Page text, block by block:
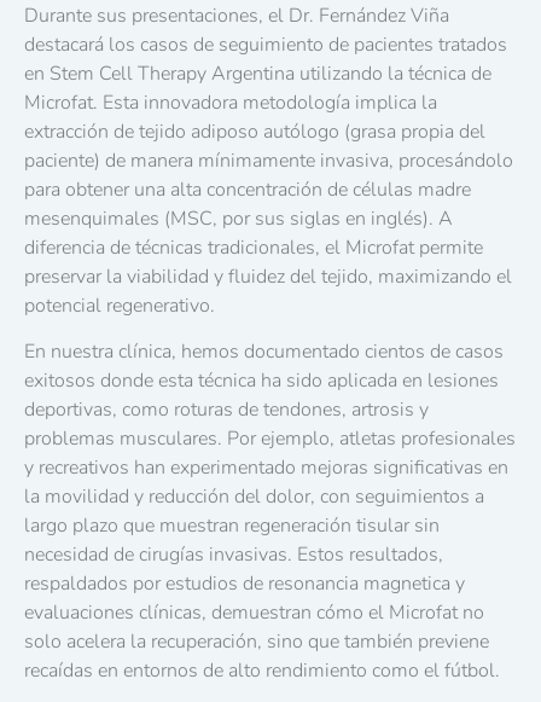
Durante sus presentaciones, el Dr. Fernández Viña
destacará los casos de seguimiento de pacientes tratados
en Stem Cell Therapy Argentina utilizando la técnica de
Microfat. Esta innovadora metodología implica la
extracción de tejido adiposo autólogo (grasa propia del
paciente) de manera mínimamente invasiva, procesándolo
para obtener una alta concentración de células madre
mesenquimales (MSC, por sus siglas en inglés). A
diferencia de técnicas tradicionales, el Microfat permite
preservar la viabilidad y fluidez del tejido, maximizando el
potencial regenerativo.
En nuestra clínica, hemos documentado cientos de casos
exitosos donde esta técnica ha sido aplicada en lesiones
deportivas, como roturas de tendones, artrosis y
problemas musculares. Por ejemplo, atletas profesionales
y recreativos han experimentado mejoras significativas en
la movilidad y reducción del dolor, con seguimientos a
largo plazo que muestran regeneración tisular sin
necesidad de cirugías invasivas. Estos resultados,
respaldados por estudios de resonancia magnetica y
evaluaciones clínicas, demuestran cómo el Microfat no
solo acelera la recuperación, sino que también previene
recaídas en entornos de alto rendimiento como el fútbol.